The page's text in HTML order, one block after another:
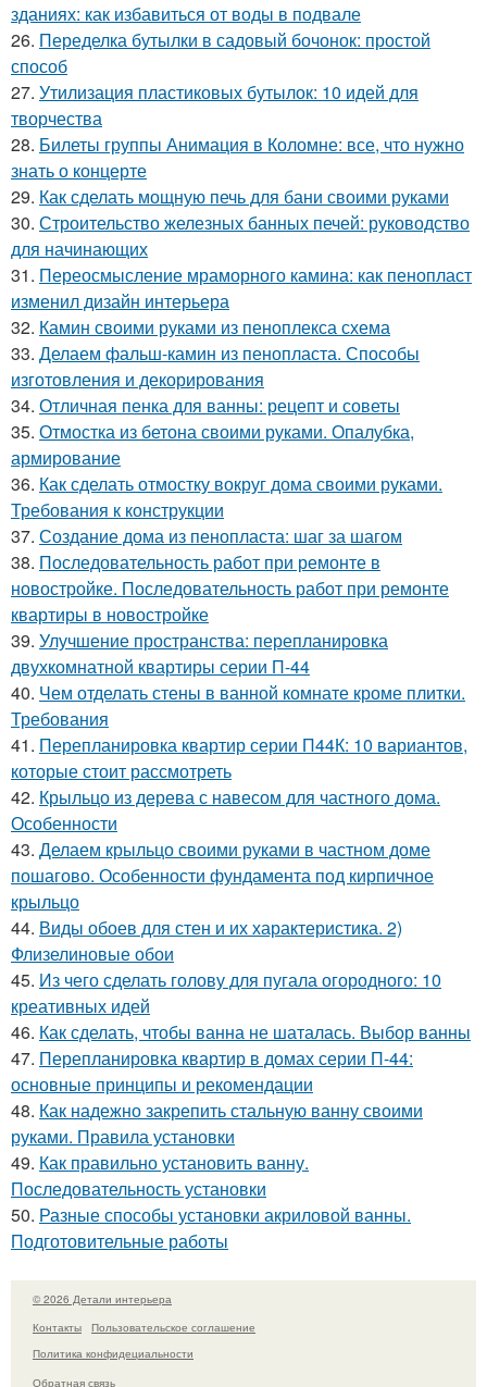
зданиях: как избавиться от воды в подвале
26. Переделка бутылки в садовый бочонок: простой
способ
27. Утилизация пластиковых бутылок: 10 идей для
творчества
28. Билеты группы Анимация в Коломне: все, что нужно
знать о концерте
29. Как сделать мощную печь для бани своими руками
30. Строительство железных банных печей: руководство
для начинающих
31. Переосмысление мраморного камина: как пенопласт
изменил дизайн интерьера
32. Камин своими руками из пеноплекса схема
33. Делаем фальш-камин из пенопласта. Способы
изготовления и декорирования
34. Отличная пенка для ванны: рецепт и советы
35. Отмостка из бетона своими руками. Опалубка,
армирование
36. Как сделать отмостку вокруг дома своими руками.
Требования к конструкции
37. Создание дома из пенопласта: шаг за шагом
38. Последовательность работ при ремонте в
новостройке. Последовательность работ при ремонте
квартиры в новостройке
39. Улучшение пространства: перепланировка
двухкомнатной квартиры серии П-44
40. Чем отделать стены в ванной комнате кроме плитки.
Требования
41. Перепланировка квартир серии П44К: 10 вариантов,
которые стоит рассмотреть
42. Крыльцо из дерева с навесом для частного дома.
Особенности
43. Делаем крыльцо своими руками в частном доме
пошагово. Особенности фундамента под кирпичное
крыльцо
44. Виды обоев для стен и их характеристика. 2)
Флизелиновые обои
45. Из чего сделать голову для пугала огородного: 10
креативных идей
46. Как сделать, чтобы ванна не шаталась. Выбор ванны
47. Перепланировка квартир в домах серии П-44:
основные принципы и рекомендации
48. Как надежно закрепить стальную ванну своими
руками. Правила установки
49. Как правильно установить ванну.
Последовательность установки
50. Разные способы установки акриловой ванны.
Подготовительные работы
© 2026 Детали интерьера
Контакты
Пользовательское соглашение
Политика конфидециальности
Обратная связь